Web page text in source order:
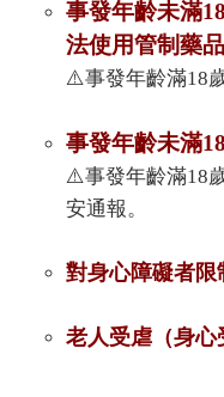
事發年齡未滿
法使用管制藥品
⚠️事發年齡滿18
事發年齡未滿
⚠️事發年齡滿18
安通報。
對身心障礙者
老人受虐（身心